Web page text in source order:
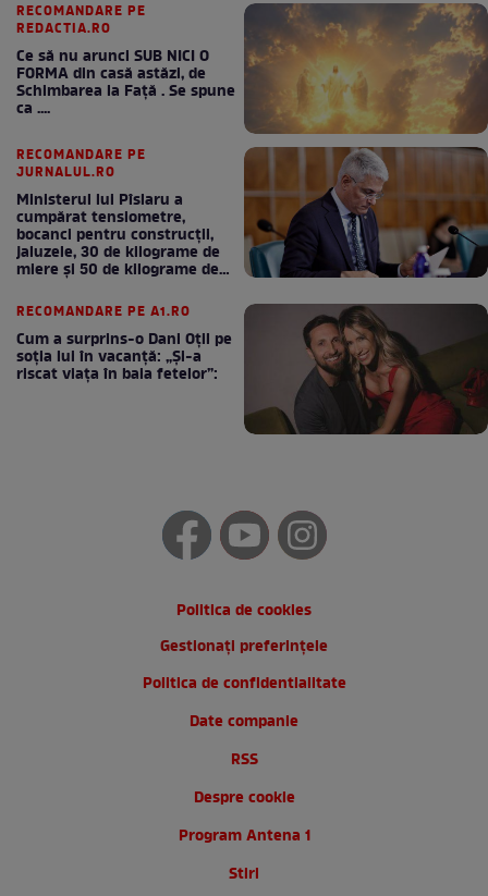
RECOMANDARE PE
REDACTIA.RO
Ce să nu arunci SUB NICI O
FORMA din casă astăzi, de
Schimbarea la Față . Se spune
ca ....
RECOMANDARE PE
JURNALUL.RO
Ministerul lui Pîslaru a
cumpărat tensiometre,
bocanci pentru construcții,
jaluzele, 30 de kilograme de
miere și 50 de kilograme de
RECOMANDARE PE A1.RO
Cum a surprins-o Dani Oțil pe
soția lui în vacanță: „Și-a
riscat viața în baia fetelor”:
Politica de cookies
Gestionați preferințele
Politica de confidentialitate
Date companie
RSS
Despre cookie
Program Antena 1
Stiri